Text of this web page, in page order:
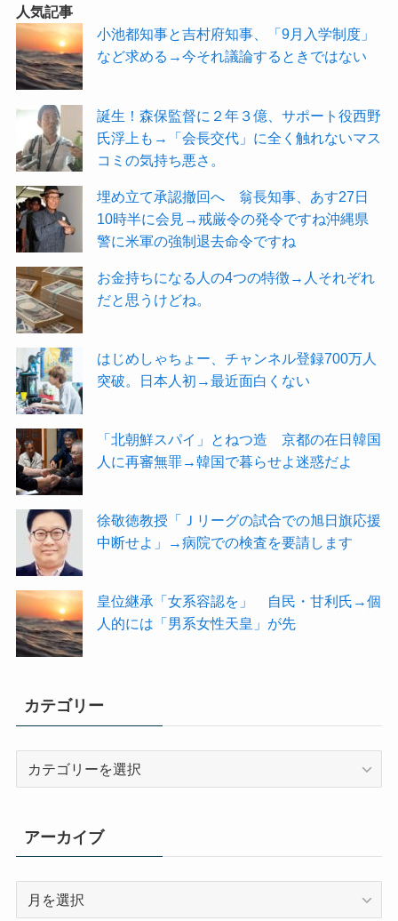
人気記事
小池都知事と吉村府知事、「9月入学制度」
など求める→今それ議論するときではない
誕生！森保監督に２年３億、サポート役西野
氏浮上も→「会長交代」に全く触れないマス
コミの気持ち悪さ。
埋め立て承認撤回へ 翁長知事、あす27日
10時半に会見→戒厳令の発令ですね沖縄県
警に米軍の強制退去命令ですね
お金持ちになる人の4つの特徴→人それぞれ
だと思うけどね。
はじめしゃちょー、チャンネル登録700万人
突破。日本人初→最近面白くない
「北朝鮮スパイ」とねつ造 京都の在日韓国
人に再審無罪→韓国で暮らせよ迷惑だよ
徐敬徳教授「Ｊリーグの試合での旭日旗応援
中断せよ」→病院での検査を要請します
皇位継承「女系容認を」 自民・甘利氏→個
人的には「男系女性天皇」が先
カテゴリー
ー
アーカイブ